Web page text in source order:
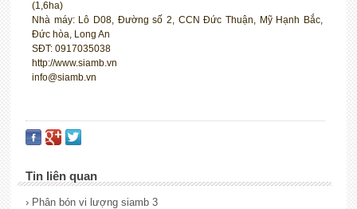
(1,6ha)
Nhà máy: Lô D08, Đường số 2, CCN Đức Thuận, Mỹ Hạnh Bắc,
Đức hòa, Long An
SĐT: 0917035038
http://www.siamb.vn
info@siamb.vn
Tin liên quan
› Phân bón vi lượng siamb 3